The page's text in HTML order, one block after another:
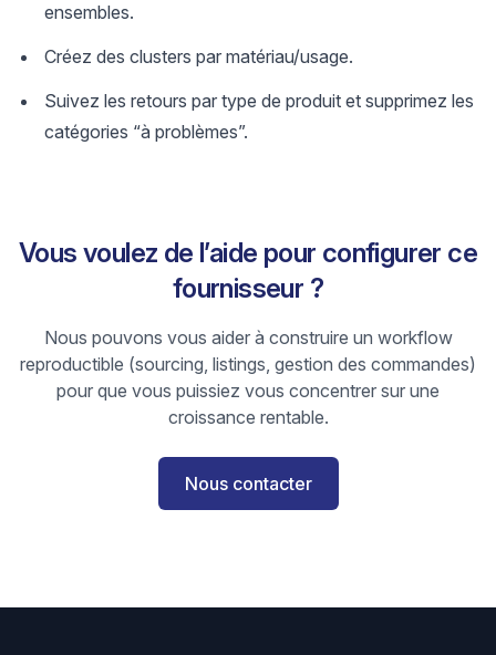
ensembles.
Créez des clusters par matériau/usage.
Suivez les retours par type de produit et supprimez les
catégories “à problèmes”.
Vous voulez de l’aide pour configurer ce
fournisseur ?
Nous pouvons vous aider à construire un workflow
reproductible (sourcing, listings, gestion des commandes)
pour que vous puissiez vous concentrer sur une
croissance rentable.
Nous contacter